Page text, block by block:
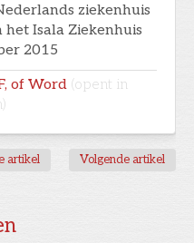
ziekenhuis
Isala Ziekenhuis
2015
of Word (opent in
artikel Volgende artikel